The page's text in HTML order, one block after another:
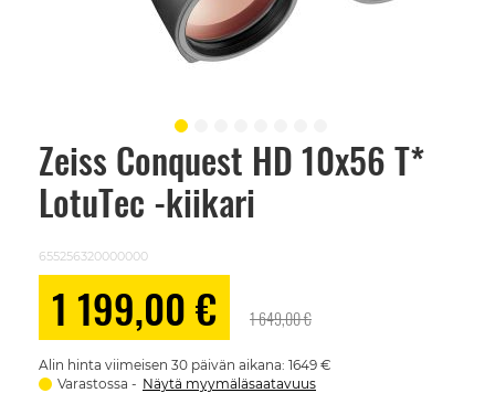
Zeiss Conquest HD 10x56 T*
LotuTec -kiikari
655256320000000
1 199,00 € 1 649,00 €
Alin hinta viimeisen 30 päivän aikana: 1649 €
Varastossa
Näytä myymäläsaatavuus
Skip
beginning
images
gallery